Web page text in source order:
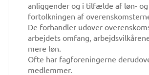
anliggender og i tilfælde af løn-
fortolkningen af
De forhandler udover
arbejdets omfang,
mere løn.
Ofte har fagforeningerne
medlemmer.